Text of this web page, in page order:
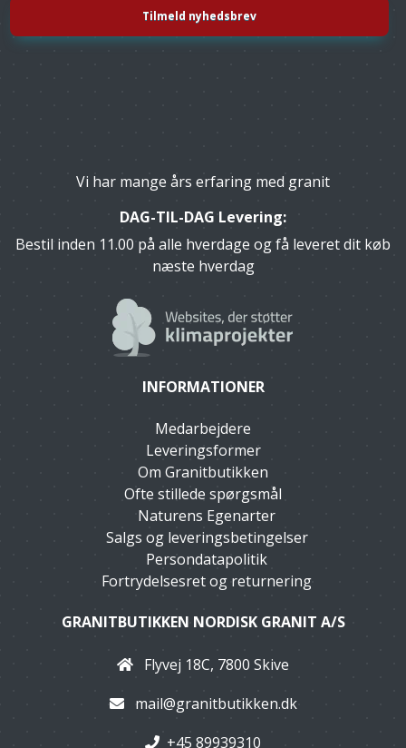
Vi har mange års erfaring med granit
DAG-TIL-DAG Levering:
Bestil inden 11.00 på alle hverdage og få leveret dit køb
næste hverdag
INFORMATIONER
Medarbejdere
Leveringsformer
Om Granitbutikken
Ofte stillede spørgsmål
Naturens Egenarter
Salgs og leveringsbetingelser
Persondatapolitik
Fortrydelsesret og returnering
GRANITBUTIKKEN NORDISK GRANIT A/S
Flyvej 18C, 7800 Skive
mail@granitbutikken.dk
+45 89939310